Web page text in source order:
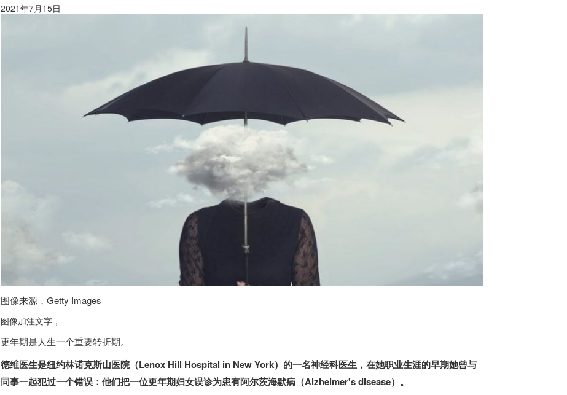
2021年7月15日
图像来源， Getty Images
图像加注文字，
更年期是人生一个重要转折期。
德维医生是纽约林诺克斯山医院（Lenox Hill Hospital in New York）的一名神经科医生，在她职业生涯的早期她曾与
同事一起犯过一个错误：他们把一位更年期妇女误诊为患有阿尔茨海默病（Alzheimer's disease）。